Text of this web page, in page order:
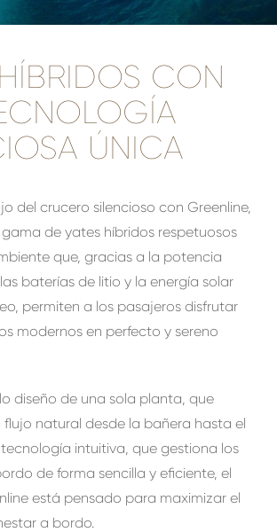
CON
ÚNICA
del crucero silencioso con Greenline,
de yates híbridos respetuosos
que, gracias a la potencia
baterías de litio y la energía solar
permiten a los pasajeros disfrutar
modernos en perfecto y sereno
diseño de una sola planta, que
natural desde la bañera hasta el
intuitiva, que gestiona los
de forma sencilla y eficiente, el
está pensado para maximizar el
a bordo.